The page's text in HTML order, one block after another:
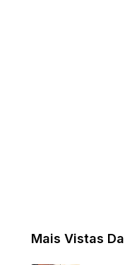
Mais Vistas